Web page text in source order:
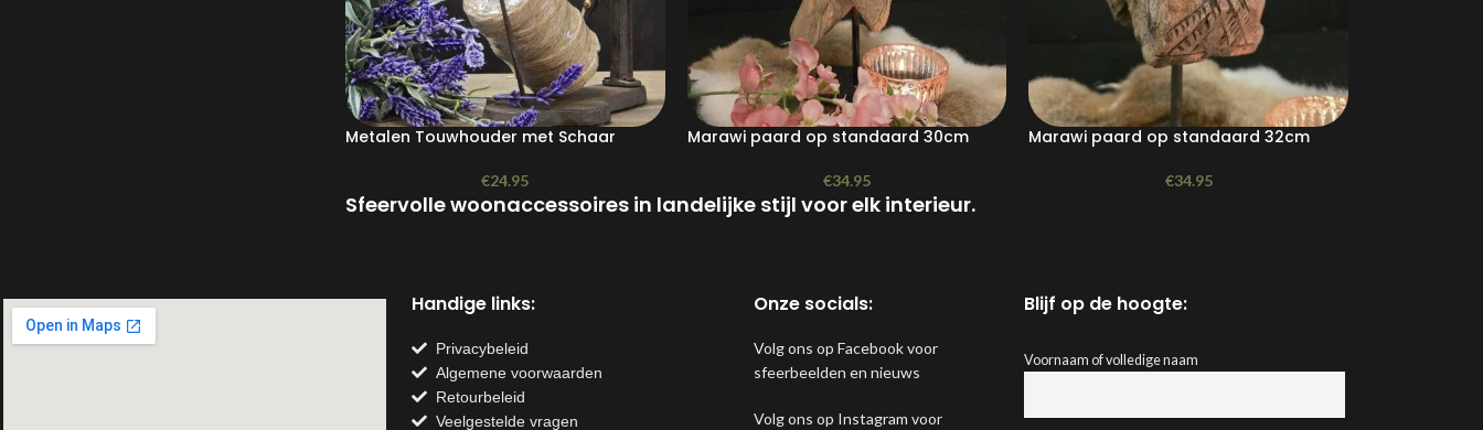
Metalen Touwhouder met Schaar
€24.95
Marawi paard op standaard 30cm
€34.95
Marawi paard op standaard 32cm
€34.95
Sfeervolle woonaccessoires in landelijke stijl voor elk interieur.
Handige links:
Privacybeleid
Algemene voorwaarden
Retourbeleid
Veelgestelde vragen
Onze socials:
Volg ons op Facebook voor
sfeerbeelden en nieuws
Volg ons op Instagram voor
Blijf op de hoogte:
Voornaam of volledige naam